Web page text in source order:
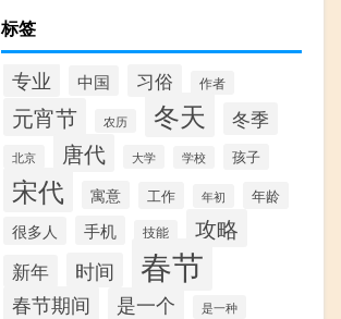
标签
专业 中国 习俗 作者
元宵节 农历 冬天 冬季
北京 唐代 大学 学校 孩子
宋代 寓意 工作 年初 年龄
很多人 手机 技能 攻略
新年 时间 春节
春节期间 是一个 是一种